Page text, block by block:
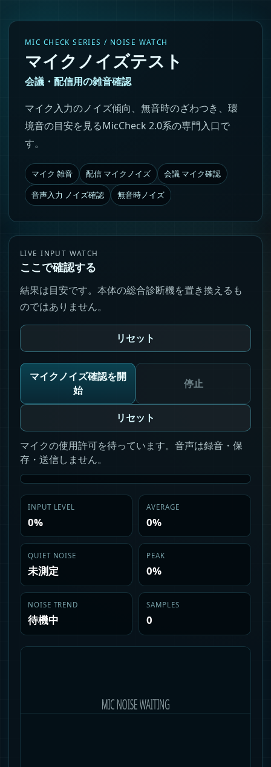
MIC CHECK SERIES / NOISE WATCH
マイクノイズテスト
会議・配信用の雑音確認
マイク入力のノイズ傾向、無音時のざわつき、環
境音の目安を見るMicCheck 2.0系の専門入口で
す。
マイク 雑音 配信 マイクノイズ
会議 マイク確認
音声入力 ノイズ確認
無音時ノイズ
LIVE INPUT WATCH
ここで確認する
結果は目安です。本体の総合診断機を置き換えるも
のではありません。
リセット
マイクノイズ確認を開
始
停止
リセット
マイクの使用許可を待っています。音声は録音・保
存・送信しません。
INPUT LEVEL
0%
AVERAGE
0%
QUIET NOISE
未測定
PEAK
0%
NOISE TREND
待機中
SAMPLES
0